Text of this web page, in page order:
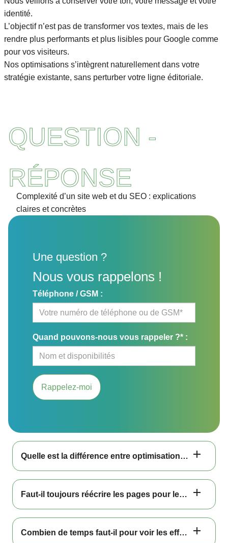
identité.
L’objectif n’est pas de transformer vos textes, mais de les
rendre plus performants et plus lisibles pour Google comme
pour vos visiteurs.
Nos optimisations s’intègrent naturellement dans votre
stratégie existante, sans perturber votre ligne éditoriale.
QUESTION -
RÉPONSE
Complexité d’un site web et du SEO : explications
claires et concrètes
Une question ?
Nous vous rappelons !
Téléphone / GSM :
Quand pouvons-nous vous rappeler ?* :
Rappelez-moi
Quelle est la différence entre optimisation de contenu et audit SEO ?
Faut-il toujours réécrire les pages pour les optimiser ?
Combien de temps faut-il pour voir les effets ?